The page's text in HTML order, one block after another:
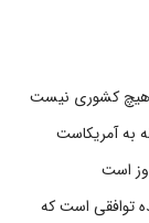
هیچ کشوری نیست
به آمریکاست
است
توافقی است که